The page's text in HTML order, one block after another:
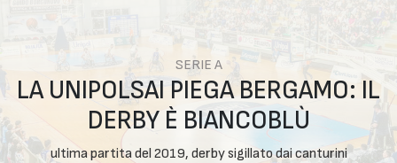
SERIE A
LA UNIPOLSAI PIEGA BERGAMO: IL
DERBY È BIANCOBLÙ
ultima partita del 2019, derby sigillato dai canturini